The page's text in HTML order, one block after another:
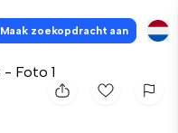
Maak zoekopdracht aan